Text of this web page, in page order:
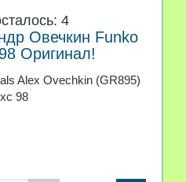
4
Овечкин Funko
Оригинал!
Alex Ovechkin (GR895)
98